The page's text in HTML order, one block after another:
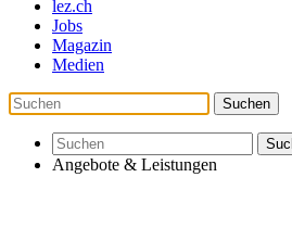
lez.ch
Jobs
Magazin
Medien
Suche
nach:
Suche
nach:
Angebote & Leistungen